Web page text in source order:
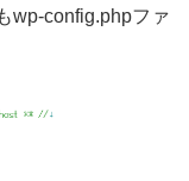
wp-config.phpファ